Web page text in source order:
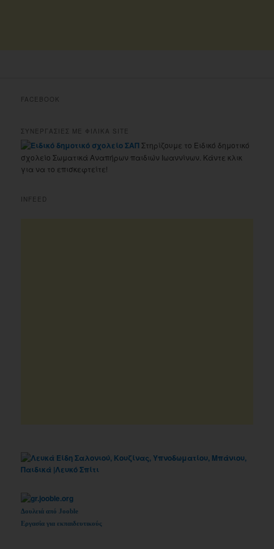
FACEBOOK
ΣΥΝΕΡΓΑΣΙΕΣ ΜΕ ΦΙΛΙΚΑ SITE
Στηρίζουμε το Ειδικό δημοτικό
σχολείο Σωματικά Αναπήρων παιδιών Ιωαννίνων. Κάντε κλικ
για να το επισκεφτείτε!
INFEED
Δουλειά από Jooble
Εργασία για εκπαιδευτικούς